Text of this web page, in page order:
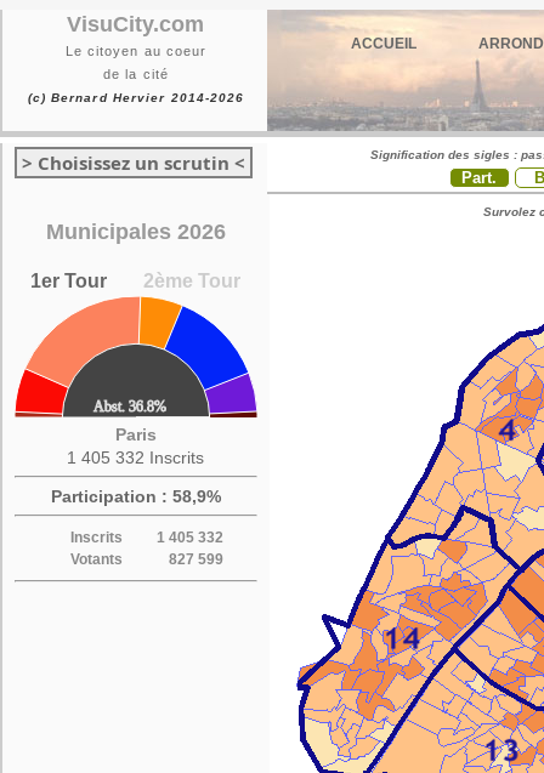
VisuCity.com
Le citoyen au coeur
de la cité
(c) Bernard Hervier 2014-2026
ACCUEIL
> Choisissez un scrutin <
Municipales 2026
1er Tour 2ème Tour
Paris
1 405 332 Inscrits
Participation : 58,9%
Inscrits
1 405 332
Votants
827 599
Signification des sigles :
Part.
Survolez